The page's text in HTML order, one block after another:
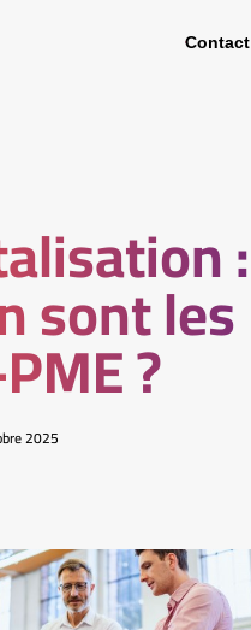
Contact
:
sont les
?
2025